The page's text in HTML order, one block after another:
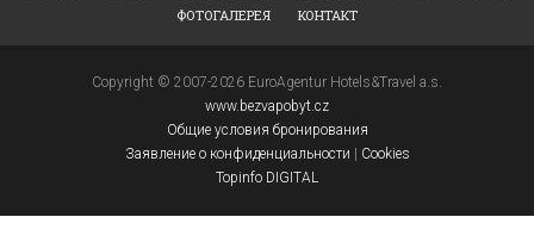
ФОТОГАЛЕРЕЯ
КОНТАКТ
Copyright © 2007-2026 EuroAgentur Hotels&Travel a.s.
www.bezvapobyt.cz
Общие условия бронирования
Заявление о конфиденциальности
Cookies
Topinfo DIGITAL